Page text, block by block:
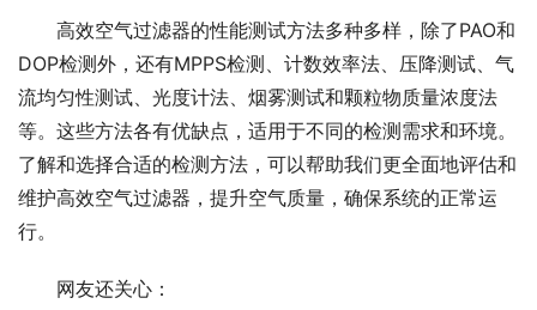
高效空气过滤器的性能测试方法多种多样，除了PAO和
DOP检测外，还有MPPS检测、计数效率法、压降测试、气
流均匀性测试、光度计法、烟雾测试和颗粒物质量浓度法
等。这些方法各有优缺点，适用于不同的检测需求和环境。
了解和选择合适的检测方法，可以帮助我们更全面地评估和
维护高效空气过滤器，提升空气质量，确保系统的正常运
行。
网友还关心：